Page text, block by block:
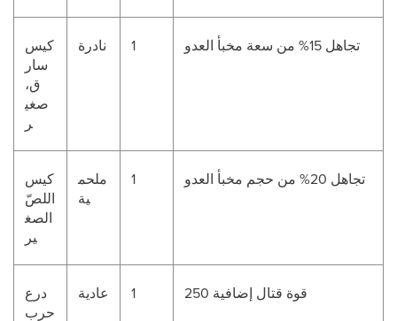
كيس
سار
ق،
صغي
ر
نادرة 1 تجاهل 15% من سعة مخبأ العدو
كيس
اللصّ
الصغ
ير
ملحم
ية
1 تجاهل 20% من حجم مخبأ العدو
درع
حرب
عادية 1 250 قوة قتال إضافية